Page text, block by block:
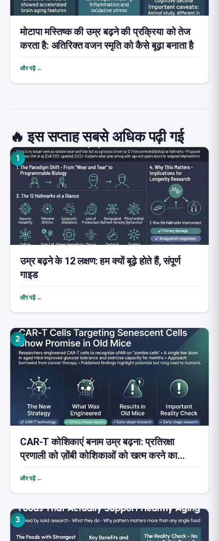
मोटापा मस्तिष्क की उम्र बढ़ने की प्रक्रिया को तेज
करता है: अतिरिक्त वजन स्मृति को कैसे बूढ़ा बनाता है
और पढ़ें ←
🔥 इस सप्ताह सबसे अधिक पढ़ी गई
1
उम्र बढ़ने के 12 लक्षण: हम क्यों बूढ़े होते हैं, संपूर्ण
गाइड
और पढ़ें ←
2
CAR-T कोशिकाएं बनाम उम्र बढ़ना: प्रतिरक्षा
प्रणाली को ज़ोंबी कोशिकाओं को खत्म करने का
प्रशिक्षण देना
और पढ़ें ←
3